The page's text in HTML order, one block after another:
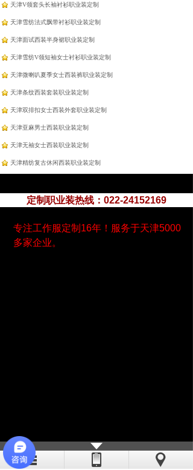
天津V领套头长袖衬衫职业装定制
天津雪纺法式飘带衬衫职业装定制
天津面试西装半身裙职业装定制
天津雪纺V领短袖女士衬衫职业装定制
天津微喇叭夏季女士西装裤职业装定制
天津条纹西装套装职业装定制
天津双排扣女士西装外套职业装定制
天津亚麻男士西装职业装定制
天津无袖女士西装职业装定制
天津精纺复古休闲西装职业装定制
定制职业装热线：022-24152169
专注工作服定制16年！服务于天津5000
多家企业。